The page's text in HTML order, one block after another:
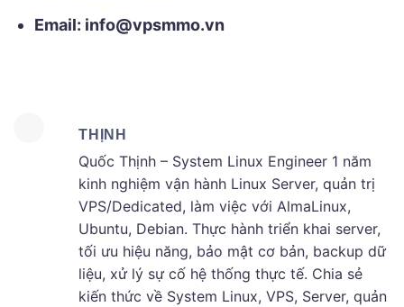
Email: info@vpsmmo.vn
THỊNH
Quốc Thịnh – System Linux Engineer 1 năm
kinh nghiệm vận hành Linux Server, quản trị
VPS/Dedicated, làm việc với AlmaLinux,
Ubuntu, Debian. Thực hành triển khai server,
tối ưu hiệu năng, bảo mật cơ bản, backup dữ
liệu, xử lý sự cố hệ thống thực tế. Chia sẻ
kiến thức về System Linux, VPS, Server, quản